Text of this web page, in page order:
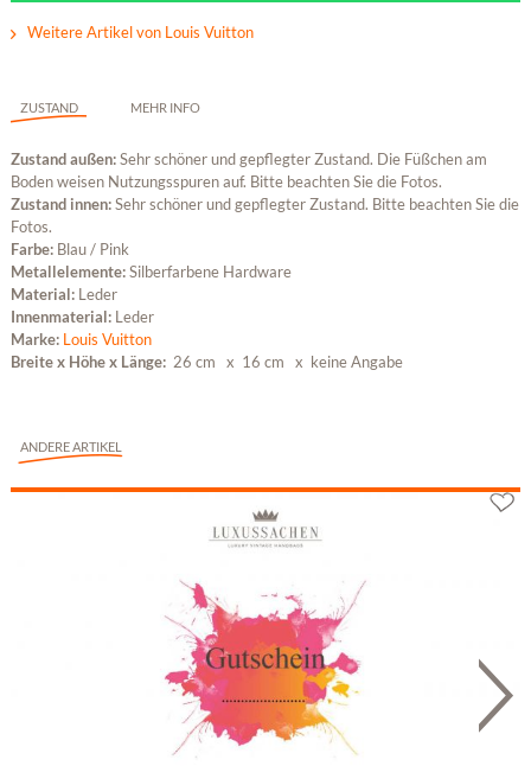
Weitere Artikel von Louis Vuitton
ZUSTAND MEHR INFO
Zustand außen:Sehr schöner und gepflegter Zustand. Die Füßchen am
Boden weisen Nutzungsspuren auf. Bitte beachten Sie die Fotos.
Zustand innen:Sehr schöner und gepflegter Zustand. Bitte beachten Sie die
Fotos.
Farbe: Blau / Pink
Metallelemente:Silberfarbene Hardware
Material: Leder
Innenmaterial: Leder
Marke: Louis Vuitton
Breite x Höhe x Länge: 26 cm x 16 cm x keine Angabe
ANDERE ARTIKEL